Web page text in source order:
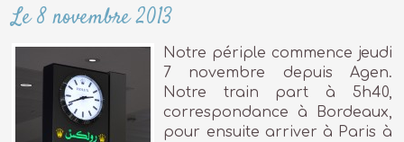
Le 8 novembre 2013
Notre périple commence jeudi
7 novembre depuis Agen.
Notre train part à 5h40,
correspondance à Bordeaux,
pour ensuite arriver à Paris à